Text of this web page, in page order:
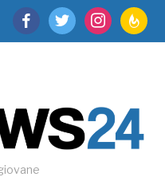
facebooktwitter instagram